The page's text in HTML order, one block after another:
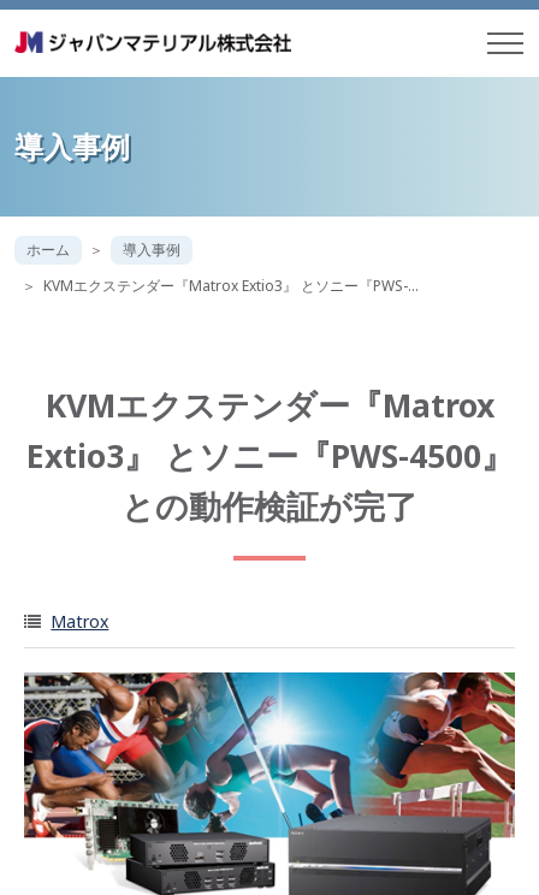
導入事例
ホーム
導入事例
KVMエクステンダー『Matrox Extio3』 とソニー『PWS-…
KVMエクステンダー『Matrox
Extio3』 とソニー『PWS-4500』
との動作検証が完了
Matrox